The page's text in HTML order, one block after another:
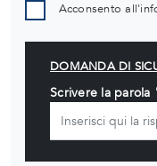
Acconsento
DOMANDA DI
Scrivere la